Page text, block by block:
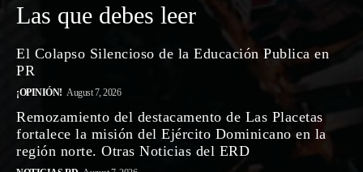
Las que debes leer
El Colapso Silencioso de la Educación Publica en
PR
¡OPINIÓN! August 7, 2026
Remozamiento del destacamento de Las Placetas
fortalece la misión del Ejército Dominicano en la
región norte. Otras Noticias del ERD